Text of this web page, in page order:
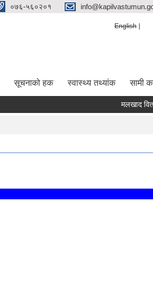
०७६-५६०२०१
English
सूचनाको हक स्वास्थ्य तथ्यांक सामी
मलखाद वितरणको